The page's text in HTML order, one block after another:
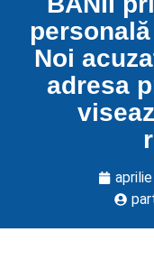
Noi
adresa